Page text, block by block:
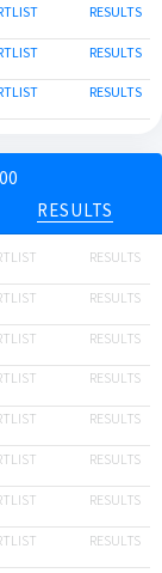
RESULTS
RESULTS
RESULTS
RESULTS
RESULTS
RESULTS
RESULTS
RESULTS
RESULTS
RESULTS
RESULTS
RESULTS